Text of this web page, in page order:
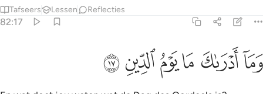
Tafseers Lessen Reflecties
82:17
وما ادراك ما يوم الدين ١٧
وَمَآ أَدْرَىٰكَ مَا يَوْمُ ٱلدِّينِ ١٧
ﲍﲎ ﲏﲐﲑﲒ